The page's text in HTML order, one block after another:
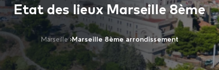
Etat des lieux Marseille 8ème
Marseille ›Marseille 8ème arrondissement